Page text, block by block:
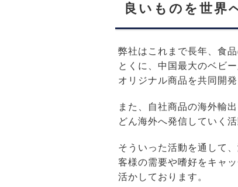
良いものを世界
弊社はこれまで長年、食
とくに、中国最大のベビ
オリジナル商品を共同開
また、自社商品の海外輸
どん海外へ発信していく
そういった活動を通して
客様の需要や嗜好をキャ
活かしております。